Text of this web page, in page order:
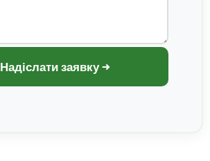
Надіслати заявку →